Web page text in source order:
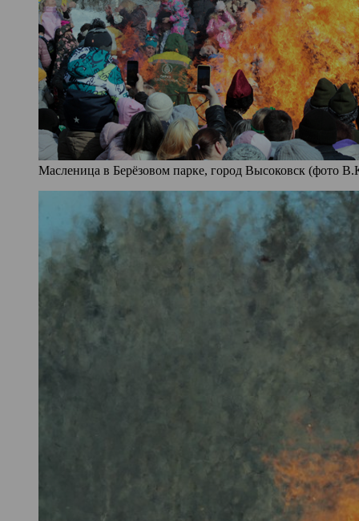
Масленица в Берёзовом парке, город Высоковск (фото